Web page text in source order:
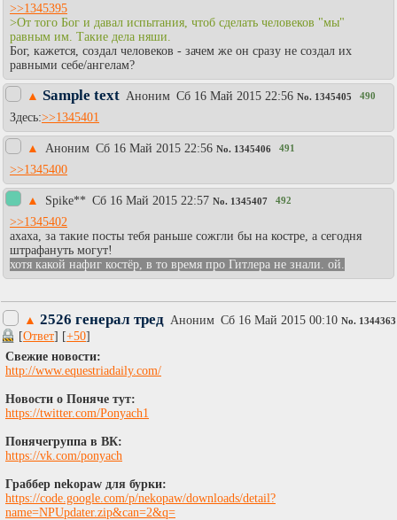
>>1345395
>От того Бог и давал испытания, чтоб сделать человеков "мы"
равным им. Такие дела няши.
Бог, кажется, создал человеков - зачем же он сразу не создал их
равными себе/ангелам?
▲ Sample text Аноним Сб 16 Май 2015 22:56 No. 1345405 490
Здесь:>>1345401
▲ Аноним Сб 16 Май 2015 22:56 No. 1345406 491
>>1345400
▲ Spike** Сб 16 Май 2015 22:57 No. 1345407 492
>>1345402
ахаха, за такие посты тебя раньше сожгли бы на костре, а сегодня
штрафануть могут!
хотя какой нафиг костёр, в то время про Гитлера не знали. ой.
▲ 2526 генерал тред Аноним Сб 16 Май 2015 00:10 No. 1344363
[Ответ] [+50]
Свежие новости:
http://www.equestriadaily.com/
Новости о Поняче тут:
https://twitter.com/Ponyach1
Понячегруппа в ВК:
https://vk.com/ponyach
Граббер nekopaw для бурки:
https://code.google.com/p/nekopaw/downloads/detail?
name=NPUpdater.zip&can=2&q=